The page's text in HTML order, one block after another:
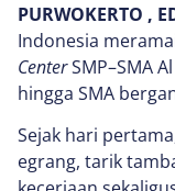
PURWOKERTO ,
Indonesia
CenterSMP–SMA
hingga SMA
Sejak hari
egrang, tarik